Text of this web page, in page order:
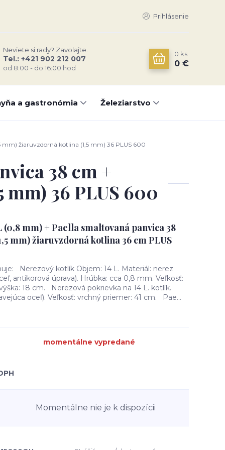
Prihlásenie
Neviete si rady? Zavolajte.
Tel.: +421 902 212 007
od 8:00 - do 16:00 hod
0 ks
0 €
a gastronómia Železiarstvo
žiaruvzdorná kotlina (1,5 mm) 36 PLUS 600
38 cm +
36 PLUS 600
(0,8 mm) + Paella smaltovaná panvica 38
mm) žiaruvzdorná kotlina 36 cm PLUS
Nerezový kotlík Objem: 14 L. Materiál: nerez
antikorová úprava). Hrúbka: cca 0,8 mm. Veľkosť:
18 cm. Nerezová pokrievka na 14 L. kotlík.
oceľ). Veľkosť: vrchný priemer: 41 cm. Pae...
momentálne vypredané
Momentálne nie je k dispozícii